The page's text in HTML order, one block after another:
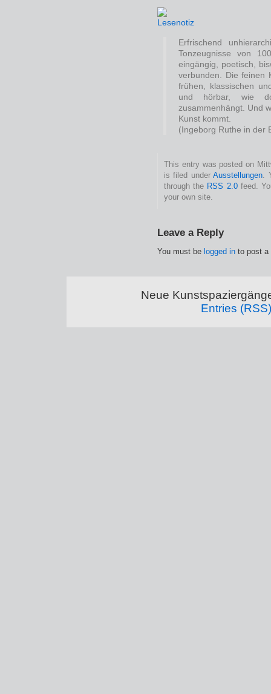
Erfrischend
Tonzeugnisse von
eingängig, poetisch,
verbunden. Die feinen
frühen, klassischen
und hörbar, wie
zusammenhängt. Und
Kunst kommt.
(Ingeborg Ruthe in der
This entry was posted on
is filed underAusstellungen.
through the RSS 2.0feed.
your own site.
Leave a Reply
You must be logged in to post a
Neue
Entries (RSS)